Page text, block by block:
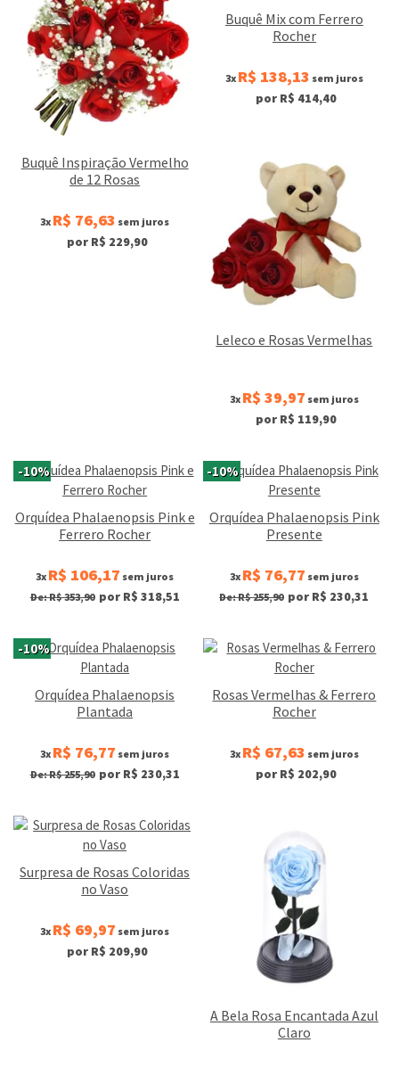
Buquê Inspiração Vermelho
de 12 Rosas
3x R$ 76,63 sem juros
por R$ 229,90
Buquê Mix com Ferrero
Rocher
3x R$ 138,13 sem juros
por R$ 414,40
Leleco e Rosas Vermelhas
3x R$ 39,97 sem juros
por R$ 119,90
-10%
Orquídea Phalaenopsis Pink e
Ferrero Rocher
3x R$ 106,17 sem juros
De: R$ 353,90 por R$ 318,51
-10%
Orquídea Phalaenopsis Pink
Presente
3x R$ 76,77 sem juros
De: R$ 255,90 por R$ 230,31
-10%
Orquídea Phalaenopsis
Plantada
3x R$ 76,77 sem juros
De: R$ 255,90 por R$ 230,31
Rosas Vermelhas & Ferrero
Rocher
3x R$ 67,63 sem juros
por R$ 202,90
Surpresa de Rosas Coloridas
no Vaso
3x R$ 69,97 sem juros
por R$ 209,90
A Bela Rosa Encantada Azul
Claro